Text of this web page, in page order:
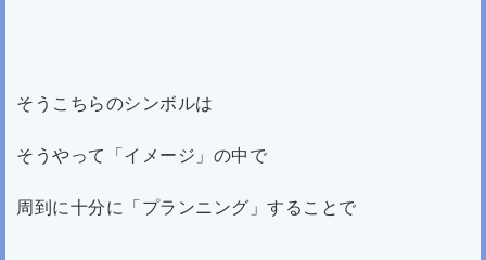
そうこちらのシンボルは
そうやって「イメージ」の中で
周到に十分に「プランニング」することで